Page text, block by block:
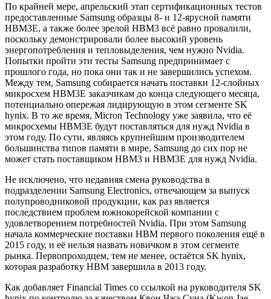
По крайней мере, апрельский этап сертификационных тестов
предоставленные Samsung образцы 8- и 12-ярусной памяти
HBM3E, а также более зрелой HBM3 всё равно провалили,
поскольку демонстрировали более высокий уровень
энергопотребления и тепловыделения, чем нужно Nvidia.
Попытки пройти эти тесты Samsung предпринимает с
прошлого года, но пока они так и не завершились успехом.
Между тем, Samsung собирается начать поставки 12-слойных
микросхем HBM3E заказчикам до конца следующего месяца,
потенциально опережая лидирующую в этом сегменте SK
hynix. В то же время, Micron Technology уже заявила, что её
микросхемы HBM3E будут поставляться для нужд Nvidia в
этом году. По сути, являясь крупнейшим производителем
большинства типов памяти в мире, Samsung до сих пор не
может стать поставщиком HBM3 и HBM3E для нужд Nvidia.
Не исключено, что недавняя смена руководства в
подразделении Samsung Electronics, отвечающем за выпуск
полупроводниковой продукции, как раз является
последствием проблем южнокорейской компании с
удовлетворением потребностей Nvidia. При этом Samsung
начала коммерческие поставки HBM первого поколения ещё в
2015 году, и её нельзя назвать новичком в этом сегменте
рынка. Первопроходцем, тем не менее, остаётся SK hynix,
которая разработку HBM завершила в 2013 году.
Как добавляет Financial Times со ссылкой на руководителя SK